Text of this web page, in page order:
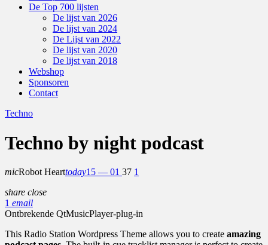
De Top 700 lijsten
De lijst van 2026
De lijst van 2024
De Lijst van 2022
De lijst van 2020
De lijst van 2018
Webshop
Sponsoren
Contact
Techno
Techno by night podcast
micRobot Hearttoday15 — 01 37 1
share close
1 email
Ontbrekende QtMusicPlayer-plug-in
This Radio Station Wordpress Theme allows you to create amazing